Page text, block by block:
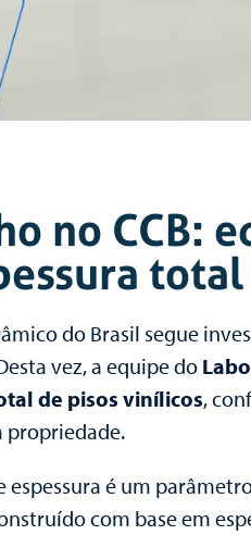
no CCB:
do Brasil segue
vez, a equipe do
de pisos vinílicos,
propriedade.
espessura é um
com base em